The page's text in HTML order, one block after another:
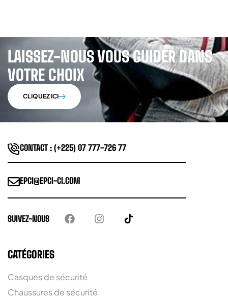
LAISSEZ-NOUS VOUS GUIDER DANS
VOTRE CHOIX
CLIQUEZ ICI
CONTACT : (+225) 07 777-726 77
EPCI@EPCI-CI.COM
SUIVEZ-NOUS
CATÉGORIES
Casques de sécurité
Chaussures de sécurité